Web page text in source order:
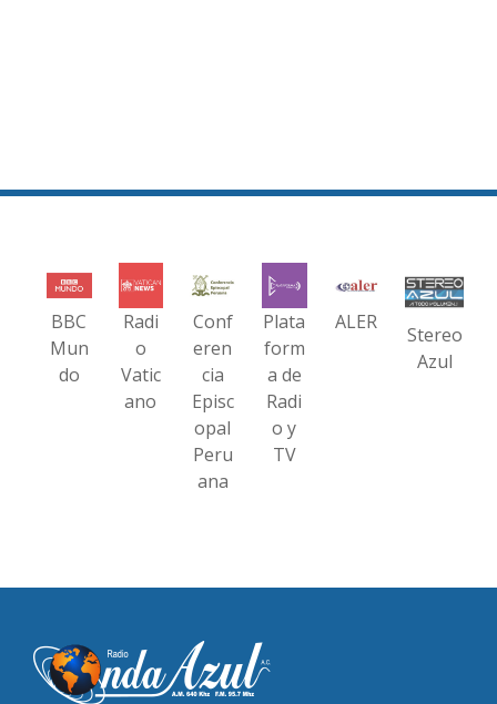
BBC
Mun
do
Radi
o
Vatic
ano
Conf
eren
cia
Episc
opal
Peru
ana
Plata
form
a de
Radi
o y
TV
ALER
Stereo
Azul